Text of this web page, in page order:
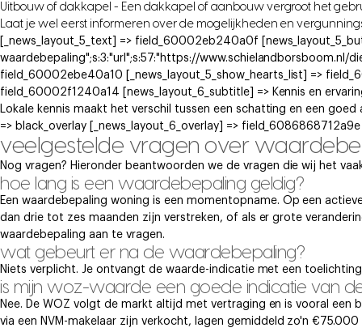
Uitbouw of dakkapel - Een dakkapel of aanbouw vergroot het
Laat je wel eerst informeren over de mogelijkheden en
[_news_layout_5_text] => field_60002eb240a0f
waardebepaling";s:3:"url";s:57:"https://www.schielandborsboom.nl/
field_60002ebe40a10 [_news_layout_5_show_hearts_list] =>
field_60002f1240a14 [news_layout_6_subtitle] => Kennis en
Lokale kennis maakt het verschil tussen een schatting en een
=> black_overlay [_news_layout_6_overlay] =>
veelgestelde vragen over
Nog vragen? Hieronder beantwoorden we de vragen die wij het
hoe lang is een waardebepaling geldig?
Een waardebepaling woning is een momentopname. Op een
dan drie tot zes maanden zijn verstreken, of als er grote
waardebepaling aan te vragen.
wat gebeurt er na de waardebepaling?
Niets verplicht. Je ontvangt de waarde-indicatie met een
is mijn woz-waarde een goede indicatie van
Nee. De WOZ volgt de markt altijd met vertraging en is vooral
via een NVM-makelaar zijn verkocht, lagen gemiddeld zo'n